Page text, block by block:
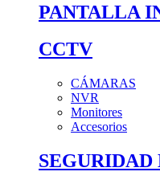
PANTALLA
CCTV
CÁMARAS
NVR
Monitores
Accesorios